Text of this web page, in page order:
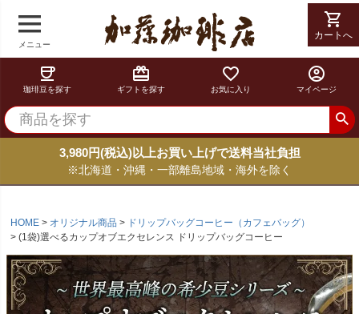
メニュー
shopping_cart
カートへ
coffee
珈琲豆を探す
card_giftcard
ギフトを探す
favorite_border
お気に入り
account_circle
マイページ
3,980円(税込)以上お買い上げで送料当社負担
※北海道・沖縄・一部離島地域・海外を除く
HOME オリジナル商品
ドリップバッグコーヒー（カフェバッグ）
(1袋)選べるカップオブエクセレンス ドリップバッグコーヒー